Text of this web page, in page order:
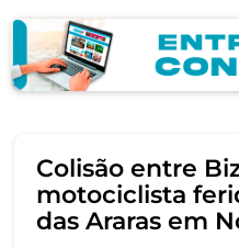
Colisão entre
motociclista
das Araras em